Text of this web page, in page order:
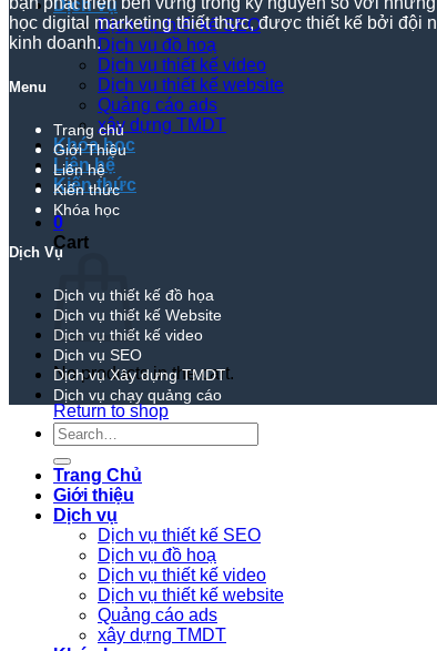
Dịch vụ
Dịch vụ thiết kế SEO
Dịch vụ đồ hoạ
Dịch vụ thiết kế video
Dịch vụ thiết kế website
Quảng cáo ads
xây dựng TMDT
Khóa học
Liên hệ
Kiến thức
0
Cart
No products in the cart.
Return to shop
học digital marketing thiết thực, được thiết kế bởi đội
kinh doanh.
Menu
Trang chủ
Giới Thiệu
Liên hệ
Kiến thức
Khóa học
Dịch Vụ
Dịch vụ thiết kế đồ họa
Dịch vụ thiết kế Website
Dịch vụ thiết kế video
Dịch vụ SEO
Dịch vụ Xây dựng TMDT
Dịch vụ chạy quảng cáo
Search
for:
Trang Chủ
Giới thiệu
Dịch vụ
Dịch vụ thiết kế SEO
Dịch vụ đồ hoạ
Dịch vụ thiết kế video
Dịch vụ thiết kế website
Quảng cáo ads
xây dựng TMDT